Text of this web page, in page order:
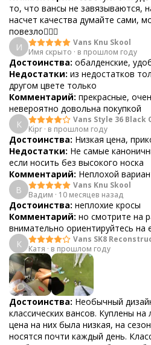
то, что вансы не завязываются,
насчет качества думайте сами,
повезло💁🏻‍♀️
И
Vans Knu Skool
Имя скрыто · в прошлом году
Достоинства: обалденские,
Недостатки: из недостатков
другом цвете только
Комментарий: прекрасные,
невероятно довольна покупкой
К
Vans Style 36 Black
Кipr · в прошлом году
Достоинства: Низкая цена,
Недостатки: Не самые
если носить без высокого носка
Комментарий: Неплохой
В
Vans Knu Skool
Вадим · 10 месяцев назад
Достоинства: неплохие кросы
Комментарий: но смотрите на
внимательно ориентируйтесь на
К
Vans SK8
Катя · в прошлом году
Достоинства: Необычный
классических вансов. Куплены
цена на них была низкая, на
носятся почти каждый день.